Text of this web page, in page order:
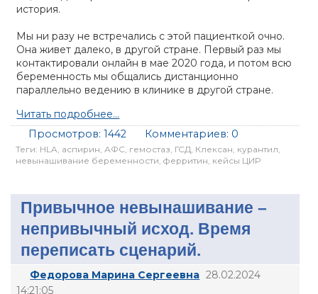
история.
Мы ни разу не встречались с этой пациенткой очно.
Она живет далеко, в другой стране. Первый раз мы
контактировали онлайн в мае 2020 года, и потом всю
беременность мы общались дистанционно
параллельно ведению в клинике в другой стране.
Читать подробнее...
Просмотров: 1442 Комментариев: 0
Теги: HLA, аспирин,АФС, гемостаз, ГСД, Клексан, курантил,
невынашивание беременности,ферритин, кейсы ЦИР
Привычное невынашивание –
непривычный исход. Время
переписать сценарий.
Федорова Марина Сергеевна 28.02.2024
14:21:05